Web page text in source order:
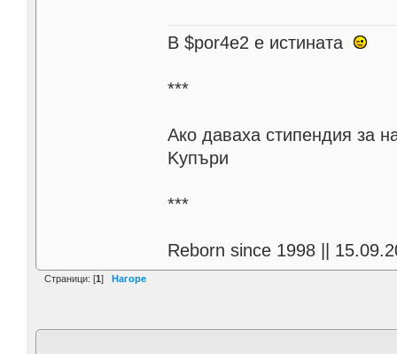
В $por4e2 e истината
***
Aко даваха стипендия за
Kупъри
***
Reborn since 1998 ||
Страници: [1] Нагоре